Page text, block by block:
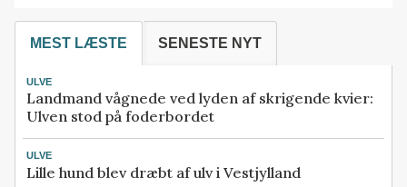
MEST LÆSTE SENESTE NYT
ULVE
Landmand vågnede ved lyden af skrigende kvier:
Ulven stod på foderbordet
ULVE
Lille hund blev dræbt af ulv i Vestjylland